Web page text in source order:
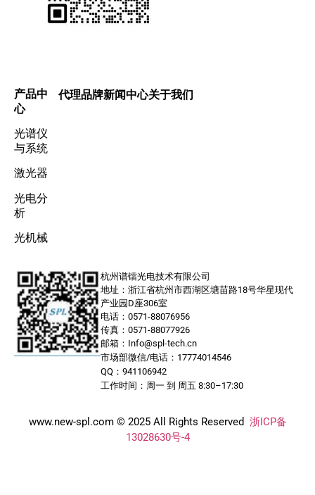
产品中
心
光谱仪
与系统
激光器
光电分
析
光机械
代理品牌新闻中心关于我们
杭州谱镭光电技术有限公司
地址：浙江省杭州市西湖区塘苗路18号华星现代
产业园D座306室
电话：0571-88076956
传真：0571-88077926
邮箱：Info@spl-tech.cn
市场部微信/电话：17774014546
QQ：941106942
工作时间：周一 到 周五 8:30–17:30
www.new-spl.com © 2025 All Rights Reserved 浙ICP备
13028630号-4